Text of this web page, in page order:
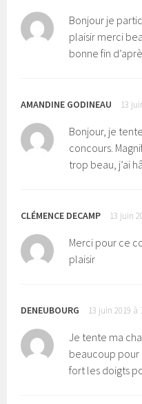
Bonjour je
plaisir merci
bonne fin
AMANDINE GODINEAU 13
Bonjour, je
concours.
trop beau, j’ai
CLÉMENCE DECAMP 13 juin
Merci pour ce
plaisir
DENEUBOURG 13 juin 2019 à
Je tente ma
beaucoup pour
fort les doigts